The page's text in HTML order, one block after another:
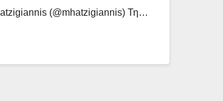
(@mhatzigiannis) Τη…